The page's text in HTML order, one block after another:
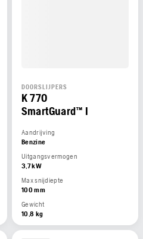
DOORSLIJPERS
K 770
SmartGuard™ I
Aandrijving
Benzine
Uitgangsvermogen
3,7 kW
Max snijdiepte
100 mm
Gewicht
10,8 kg